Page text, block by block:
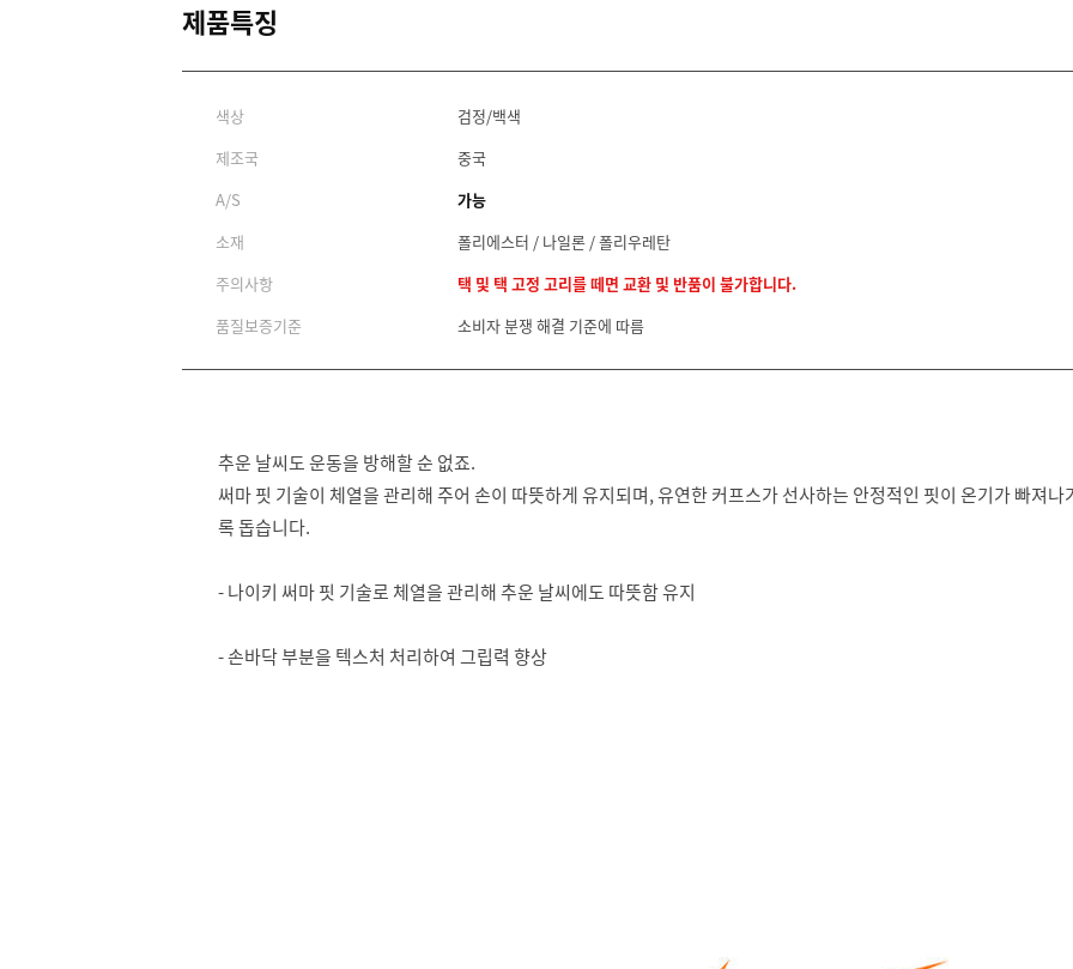
제품특징
색상
검정/백색
제조국
중국
A/S
가능
소재
폴리에스터 / 나일론 / 폴리우레탄
주의사항
택 및 택 고정 고리를 떼면 교환 및 반품이 불가합니다.
품질보증기준
소비자 분쟁 해결 기준에 따름
추운 날씨도 운동을 방해할 순 없죠.
써마 핏 기술이 체열을 관리해 주어 손이 따뜻하게 유지되며, 유연한 커프스가 선사하는 안정적인 핏이 온기가 빠져나
록 돕습니다.
- 나이키 써마 핏 기술로 체열을 관리해 추운 날씨에도 따뜻함 유지
- 손바닥 부분을 텍스처 처리하여 그립력 향상